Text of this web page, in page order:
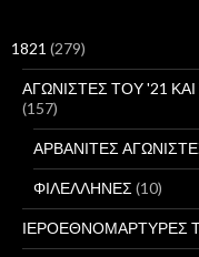
σ
1821 (279)
ΑΓΩΝΙΣΤΕΣ ΤΟΥ '21
(157)
ΑΡΒΑΝΙΤΕΣ
ΦΙΛΕΛΛΗΝΕΣ(10)
ΙΕΡΟΕΘΝΟΜΑΡΤΥΡΕΣ